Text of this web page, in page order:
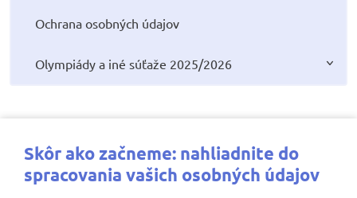
Ochrana osobných údajov
Olympiády a iné súťaže 2025/2026
Najbližšie aktivity
Skôr ako začneme: nahliadnite do
spracovania vašich osobných údajov